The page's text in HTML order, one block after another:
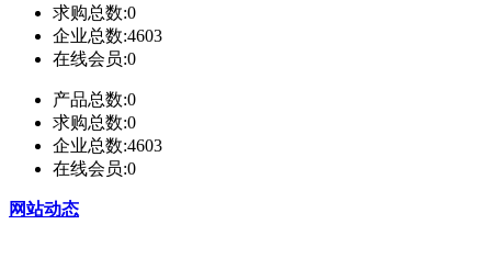
求购总数:0
企业总数:4603
在线会员:0
产品总数:0
求购总数:0
企业总数:4603
在线会员:0
网站动态